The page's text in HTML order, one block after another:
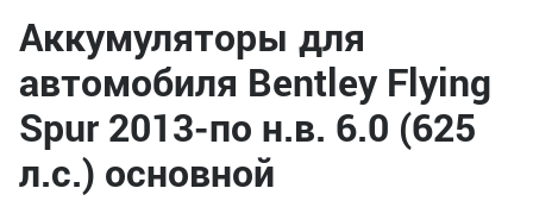
Аккумуляторы для
автомобиля Bentley Flying
Spur 2013-по н.в. 6.0 (625
л.с.) основной